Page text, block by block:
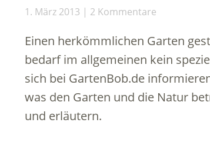
1. März 2013 2 Kommentare
Einen herkömmlichen Garten
bedarf im allgemeinen kein
sich bei GartenBob.de
was den Garten und die Natur
und erläutern.